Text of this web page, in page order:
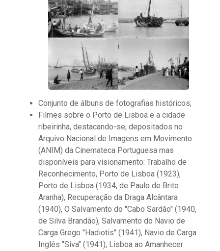
Conjunto de álbuns de fotografias históricos;
Filmes sobre o Porto de Lisboa e a cidade
ribeirinha, destacando-se, depositados no
Arquivo Nacional de Imagens em Movimento
(ANIM) da Cinemateca Portuguesa mas
disponíveis para visionamento: Trabalho de
Reconhecimento, Porto de Lisboa (1923),
Porto de Lisboa (1934, de Paulo de Brito
Aranha), Recuperação da Draga Alcântara
(1940), O Salvamento do "Cabo Sardão" (1940,
de Silva Brandão), Salvamento do Navio de
Carga Grego "Hadiotis" (1941), Navio de Carga
Inglês "Siva" (1941), Lisboa ao Amanhecer